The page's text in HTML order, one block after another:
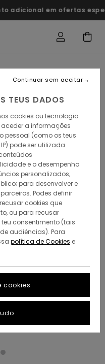
adicional em ofertas
TEUS DADOS
cookies ou tecnologia
a informações
pessoal (como os teus
pode ser utilizada
e o desempenho
personalizados;
para desenvolver e
Podes definir
cookies que
ou para recusar
consentimento (tais
audiências). Para
política de Cookies e
cookies
Continuar sem aceitar